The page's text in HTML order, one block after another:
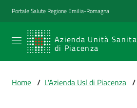
Vai al contenuto
Vai alla navigazione
Vai al footer
Portale Salute Regione Emilia-Romagna
Azienda Unità
di Piacenza
SERVIZIO
SANITARIO
Emilia-
Home / L'Azienda Usl di Piacenza /